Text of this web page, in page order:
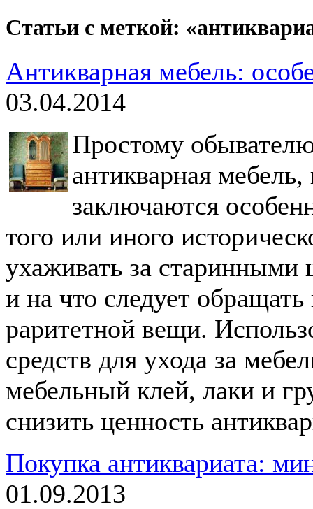
Статьи с меткой:
Антикварная мебель:
03.04.2014
Простому
антикварная
заключаются
того или иного
ухаживать за
и на что следует
раритетной вещи.
средств для ухода за
мебельный клей, лаки и
снизить ценность
Покупка антиквариата:
01.09.2013